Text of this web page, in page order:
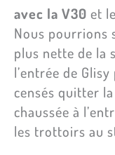
avec la V30 et
Nous pourrions
plus nette de la
l’entrée de
censés quitter
chaussée à
les trottoirs au